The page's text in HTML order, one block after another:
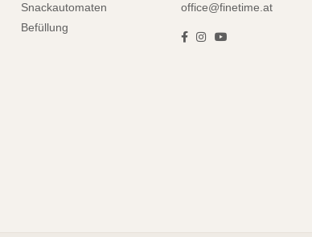
Snackautomaten
Befüllung
office@finetime.at